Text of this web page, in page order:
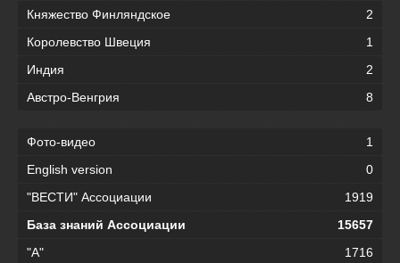
Княжество Финляндское
2
Королевство Швеция
1
Индия
2
Австро-Венгрия
8
Фото-видео
1
English version
0
"ВЕСТИ" Ассоциации
1919
База знаний Ассоциации
15657
"А"
1716